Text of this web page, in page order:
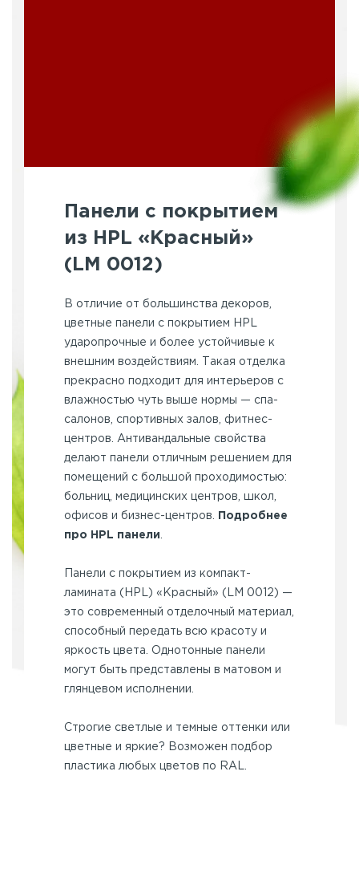
Панели с покрытием
из HPL «Красный»
(LM 0012)
В отличие от большинства декоров,
цветные панели с покрытием HPL
ударопрочные и более устойчивые к
внешним воздействиям. Такая отделка
прекрасно подходит для интерьеров с
влажностью чуть выше нормы — спа-
салонов, спортивных залов, фитнес-
центров. Антивандальные свойства
делают панели отличным решением для
помещений с большой проходимостью:
больниц, медицинских центров, школ,
офисов и бизнес-центров.
Подробнее
про HPL панели
Панели с покрытием из компакт-
ламината (HPL) «Красный» (LM 0012) —
это современный отделочный материал,
способный передать всю красоту и
яркость цвета. Однотонные панели
могут быть представлены в матовом и
глянцевом исполнении.
Строгие светлые и темные оттенки или
цветные и яркие? Возможен подбор
пластика любых цветов по RAL.